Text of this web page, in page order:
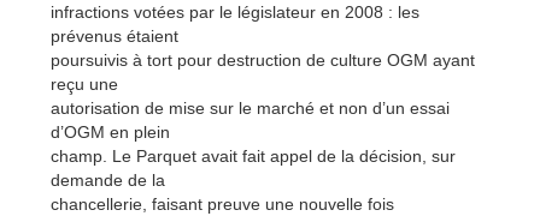
infractions votées par le législateur en 2008 : les
prévenus étaient
poursuivis à tort pour destruction de culture OGM ayant
reçu une
autorisation de mise sur le marché et non d’un essai
d’OGM en plein
champ. Le Parquet avait fait appel de la décision, sur
demande de la
chancellerie, faisant preuve une nouvelle fois